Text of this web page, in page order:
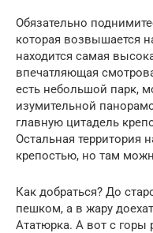
Обязательно
которая возвышается
находится самая
впечатляющая
есть небольшой парк,
изумительной
главную цитадель
Остальная территория
крепостью, но там
Как добраться? До
пешком, а в жару
Ататюрка. А вот с горы